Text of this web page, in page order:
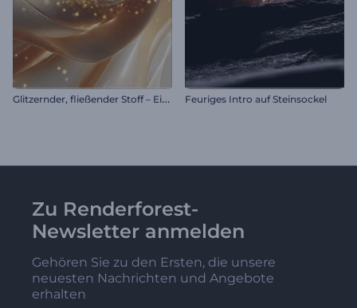
G
litzernder, fließender Stoff – Einleitung Feuriges Intro auf Steinsockel
Zu Renderforest-
Newsletter anmelden
Gehören Sie zu den Ersten, die unsere
neuesten Nachrichten und Angebote
erhalten